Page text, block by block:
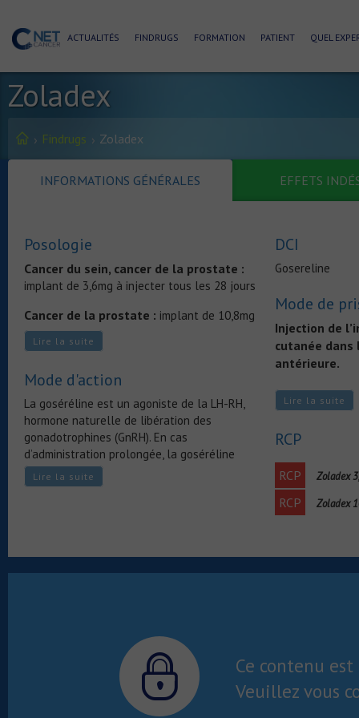
ACTUALITÉS FINDRUGS FORMATION PATIENT QUEL
Zoladex
Findrugs Zoladex
INFORMATIONS GÉNÉRALES EFFETS
Posologie
Cancer du sein, cancer de la prostate :
implant de 3,6mg à injecter tous les 28 jours
Cancer de la prostate : implant de 10,8mg
à injecter tous les 3 mois
Lire la suite
Mode d'action
La goséréline est un agoniste de la LH-RH,
hormone naturelle de libération des
gonadotrophines (GnRH). En cas
d’administration prolongée, la goséréline
entraîne une inhibition de la sécrétion des
gonadotrophines hypophysaires et une
Lire la suite
DCI
Gosereline
Mode de
Injection de
cutanée dans
antérieure.
La stimulation
est
de
d’associer un
moins pendant
Surveillance
Lire la suite
RCP
RCP Zoladex
RCP Zoladex
Ce contenu
Veuillez vous